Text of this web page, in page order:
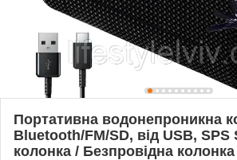
Портативна водонепроникна
Bluetooth/FM/SD, від USB,
колонка / Безпровідна колонка